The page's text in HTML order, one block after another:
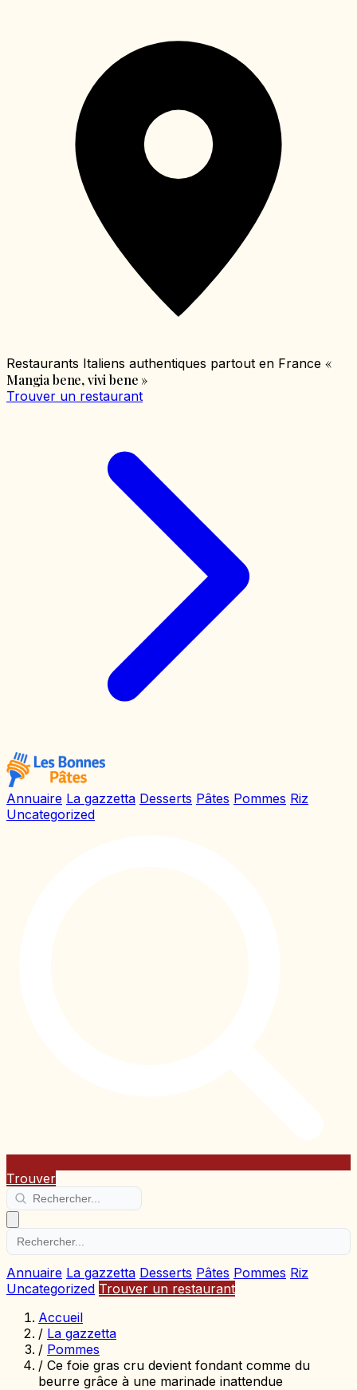
Restaurants Italiens authentiques partout en France «
Mangia bene, vivi bene »
Trouver un restaurant
Annuaire La gazzetta Desserts Pâtes Pommes Riz
Uncategorized
Trouver
Annuaire La gazzetta Desserts Pâtes Pommes Riz
Uncategorized Trouver un restaurant
Accueil
/ La gazzetta
/ Pommes
/ Ce foie gras cru devient fondant comme du
beurre grâce à une marinade inattendue